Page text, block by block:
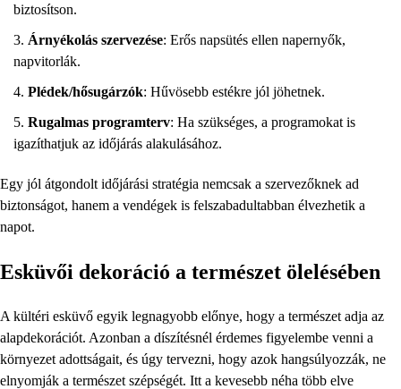
biztosítson.
Árnyékolás szervezése: Erős napsütés ellen napernyők,
napvitorlák.
Plédek/hősugárzók: Hűvösebb estékre jól jöhetnek.
Rugalmas programterv: Ha szükséges, a programokat is
igazíthatjuk az időjárás alakulásához.
Egy jól átgondolt időjárási stratégia nemcsak a szervezőknek ad
biztonságot, hanem a vendégek is felszabadultabban élvezhetik a
napot.
Esküvői dekoráció a természet ölelésében
A kültéri esküvő egyik legnagyobb előnye, hogy a természet adja az
alapdekorációt. Azonban a díszítésnél érdemes figyelembe venni a
környezet adottságait, és úgy tervezni, hogy azok hangsúlyozzák, ne
elnyomják a természet szépségét. Itt a kevesebb néha több elve